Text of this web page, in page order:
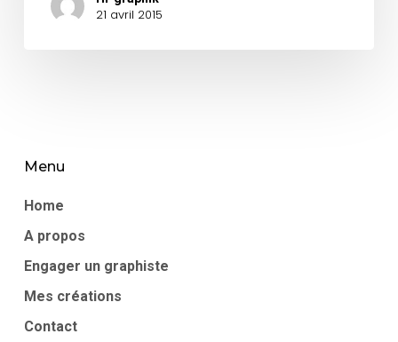
21 avril 2015
Menu
Home
A propos
Engager un graphiste
Mes créations
Contact